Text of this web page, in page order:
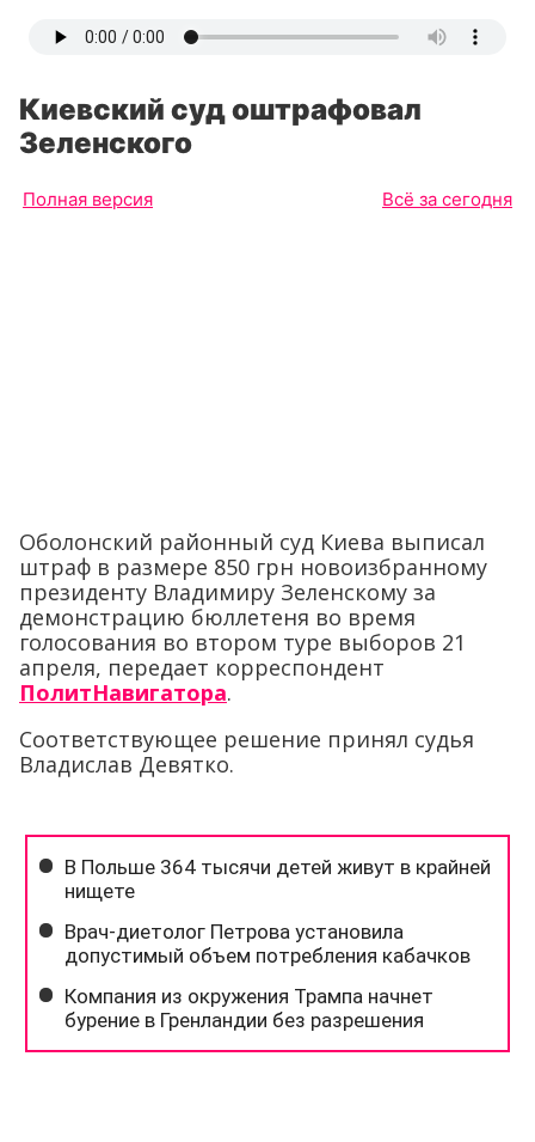
Киевский суд оштрафовал
Зеленского
Полная версия Всё за сегодня
Оболонский районный суд Киева выписал
штраф в размере 850 грн новоизбранному
президенту Владимиру Зеленскому за
демонстрацию бюллетеня во время
голосования во втором туре выборов 21
апреля, передает корреспондент
ПолитНавигатора.
Соответствующее решение принял судья
Владислав Девятко.